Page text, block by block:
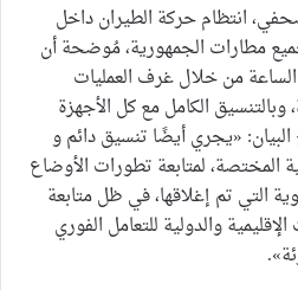
انتظام حركة الطيران داخل
مطارات الجمهورية، مُوضحة أن
من خلال غرف العمليات
وبالتنسيق الكامل مع كل الأجهزة
البيان: «يجري أيضًا تنسيق دائم و
المختصة، لمتابعة تطورات الأوضاع
التي تم إغلاقها، في ظل متابعة
والدولية للتعامل الفوري